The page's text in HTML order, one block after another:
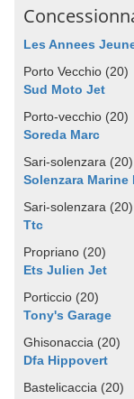
Les Annees
Porto Vecchio (20)
Sud Moto Jet
Porto-vecchio (20)
Soreda Marc
Sari-solenzara (20)
Solenzara Marine
Sari-solenzara (20)
Ttc
Propriano (20)
Ets Julien Jet
Porticcio (20)
Tony's Garage
Ghisonaccia (20)
Dfa Hippovert
Bastelicaccia (20)